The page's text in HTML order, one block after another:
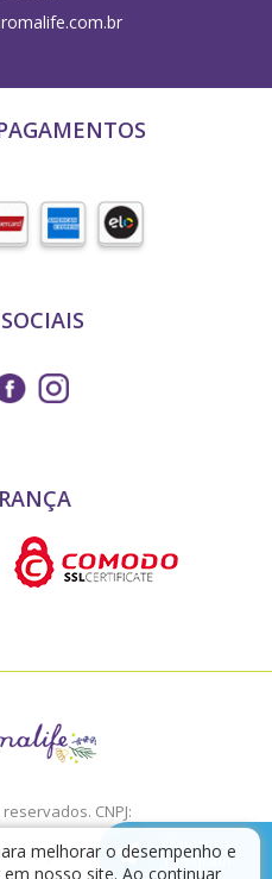
melhorar o desempenho e
nosso site. Ao continuar
chamar no
Telegram
CNPJ:
ou parcial, sem a expressa